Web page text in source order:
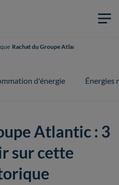
Rachat du Groupe Atlantic : 3 choses à
d'énergie Énergies
Atlantic : 3
sur cette